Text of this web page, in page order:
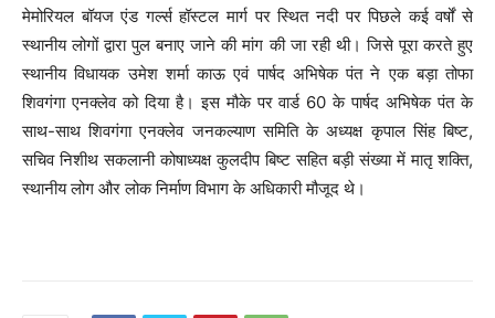
मेमोरियल बॉयज एंड गर्ल्स हॉस्टल मार्ग पर स्थित नदी पर पिछले कई वर्षों से
स्थानीय लोगों द्वारा पुल बनाए जाने की मांग की जा रही थी। जिसे पूरा करते हुए
स्थानीय विधायक उमेश शर्मा काऊ एवं पार्षद अभिषेक पंत ने एक बड़ा तोफा
शिवगंगा एनक्लेव को दिया है। इस मौके पर वार्ड 60 के पार्षद अभिषेक पंत के
साथ-साथ शिवगंगा एनक्लेव जनकल्याण समिति के अध्यक्ष कृपाल सिंह बिष्ट,
सचिव निशीथ सकलानी कोषाध्यक्ष कुलदीप बिष्ट सहित बड़ी संख्या में मातृ शक्ति,
स्थानीय लोग और लोक निर्माण विभाग के अधिकारी मौजूद थे।